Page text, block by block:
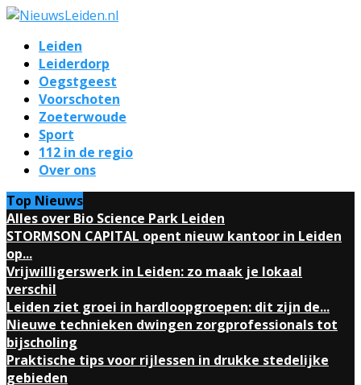
Leiden
Leiderdorp
Oegstgeest
Voorschoten
Zoeterwoude
Sport
112 in de regio
Over ons
Top Nieuws
Alles over Bio Science Park Leiden
STORMSON CAPITAL opent nieuw kantoor in Leiden
op...
Vrijwilligerswerk in Leiden: zo maak je lokaal
verschil
Leiden ziet groei in hardloopgroepen: dit zijn de...
Nieuwe technieken dwingen zorgprofessionals tot
bijscholing
Praktische tips voor rijlessen in drukke stedelijke
gebieden